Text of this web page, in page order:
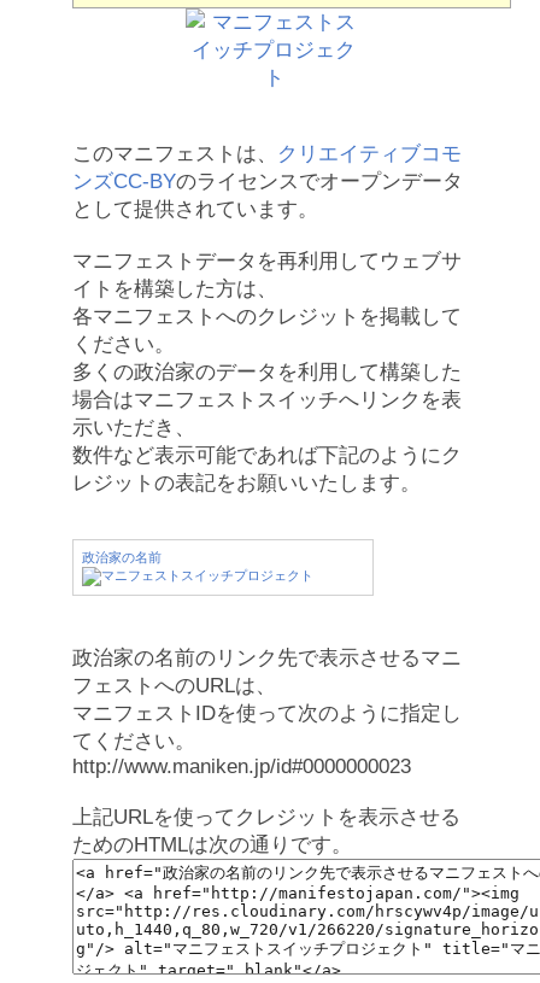
このマニフェストは、
クリエイティブコモ
ンズCC-BYのライセンスでオープンデータ
として提供されています。
マニフェストデータを再利用してウェブサ
イトを構築した方は、
各マニフェストへのクレジットを掲載して
ください。
多くの政治家のデータを利用して構築した
場合はマニフェストスイッチへリンクを表
示いただき、
数件など表示可能であれば下記のようにク
レジットの表記をお願いいたします。
政治家の名前
政治家の名前のリンク先で表示させるマニ
フェストへのURLは、
マニフェストIDを使って次のように指定し
てください。
http://www.maniken.jp/id#0000000023
上記URLを使ってクレジットを表示させる
ためのHTMLは次の通りです。